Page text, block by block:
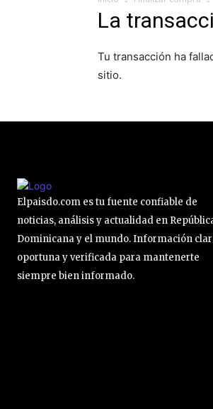
La
Tu transacción ha
sitio.
Elpaisdo.com es tu fuente confiable de
noticias, análisis y actualidad en
Dominicana y el mundo. Información
oportuna y verificada para mantenerte
siempre bien informado.